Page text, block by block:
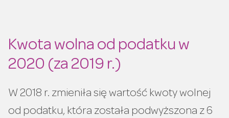
Kwota wolna od podatku w
2020 (za 2019 r.)
W 2018 r. zmieniła się wartość kwoty wolnej
od podatku, która została podwyższona z 6